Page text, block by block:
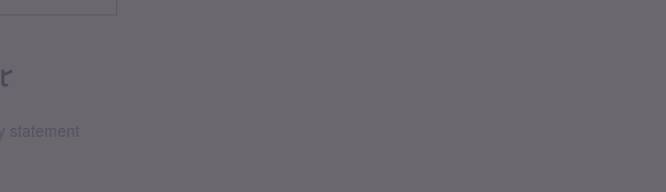
statement